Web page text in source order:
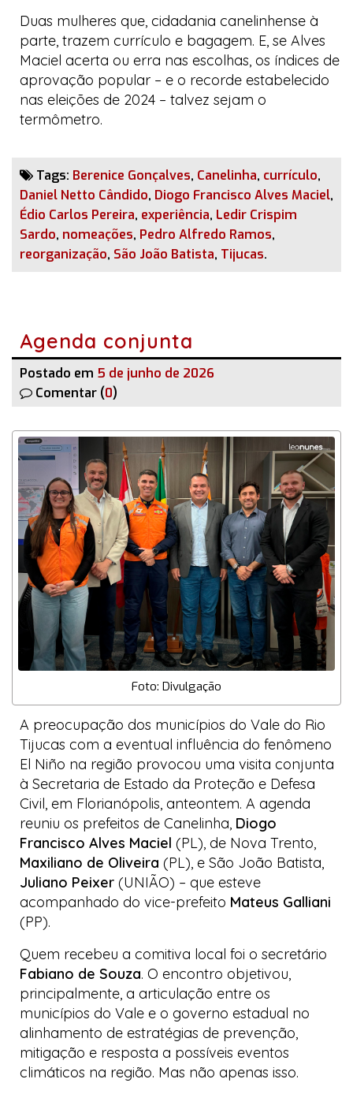
Duas mulheres que, cidadania canelinhense à
parte, trazem currículo e bagagem. E, se Alves
Maciel acerta ou erra nas escolhas, os índices de
aprovação popular – e o recorde estabelecido
nas eleições de 2024 – talvez sejam o
termômetro.
Tags: Berenice Gonçalves, Canelinha, currículo,
Daniel Netto Cândido, Diogo Francisco Alves Maciel,
Édio Carlos Pereira, experiência, Ledir Crispim
Sardo, nomeações, Pedro Alfredo Ramos,
reorganização, São João Batista, Tijucas.
Agenda conjunta
Postado em 5 de junho de 2026
Comentar (0)
Foto: Divulgação
A preocupação dos municípios do Vale do Rio
Tijucas com a eventual influência do fenômeno
El Niño na região provocou uma visita conjunta
à Secretaria de Estado da Proteção e Defesa
Civil, em Florianópolis, anteontem. A agenda
reuniu os prefeitos de Canelinha, Diogo
Francisco Alves Maciel (PL), de Nova Trento,
Maxiliano de Oliveira (PL), e São João Batista,
Juliano Peixer (UNIÃO) – que esteve
acompanhado do vice-prefeito Mateus Galliani
(PP).
Quem recebeu a comitiva local foi o secretário
Fabiano de Souza. O encontro objetivou,
principalmente, a articulação entre os
municípios do Vale e o governo estadual no
alinhamento de estratégias de prevenção,
mitigação e resposta a possíveis eventos
climáticos na região. Mas não apenas isso.